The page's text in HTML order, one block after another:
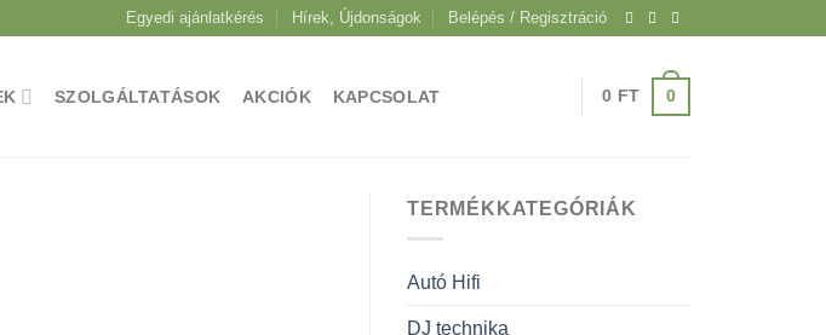
Egyedi ajánlatkérés Hírek, Újdonságok Belépés / Regisztráció
SZOLGÁLTATÁSOK AKCIÓK KAPCSOLAT 0 FT 0
TERMÉKKATEGÓRIÁK
Autó Hifi
DJ technika